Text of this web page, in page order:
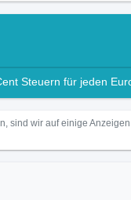
Steuern für jeden
sind wir auf einige